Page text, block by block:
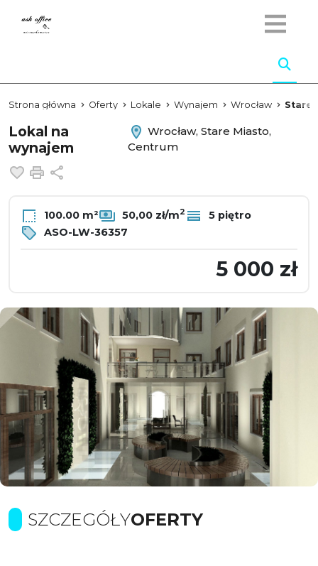
Strona główna Oferty Lokale Wynajem Wrocław Stare
Lokal na
wynajem
Wrocław, Stare Miasto,
Centrum
Dodaj do ulubionych
Drukuj
100.00 m² 50,00 zł/m2
5 piętro
ASO-LW-36357
5 000 zł
SZCZEGÓŁYOFERTY